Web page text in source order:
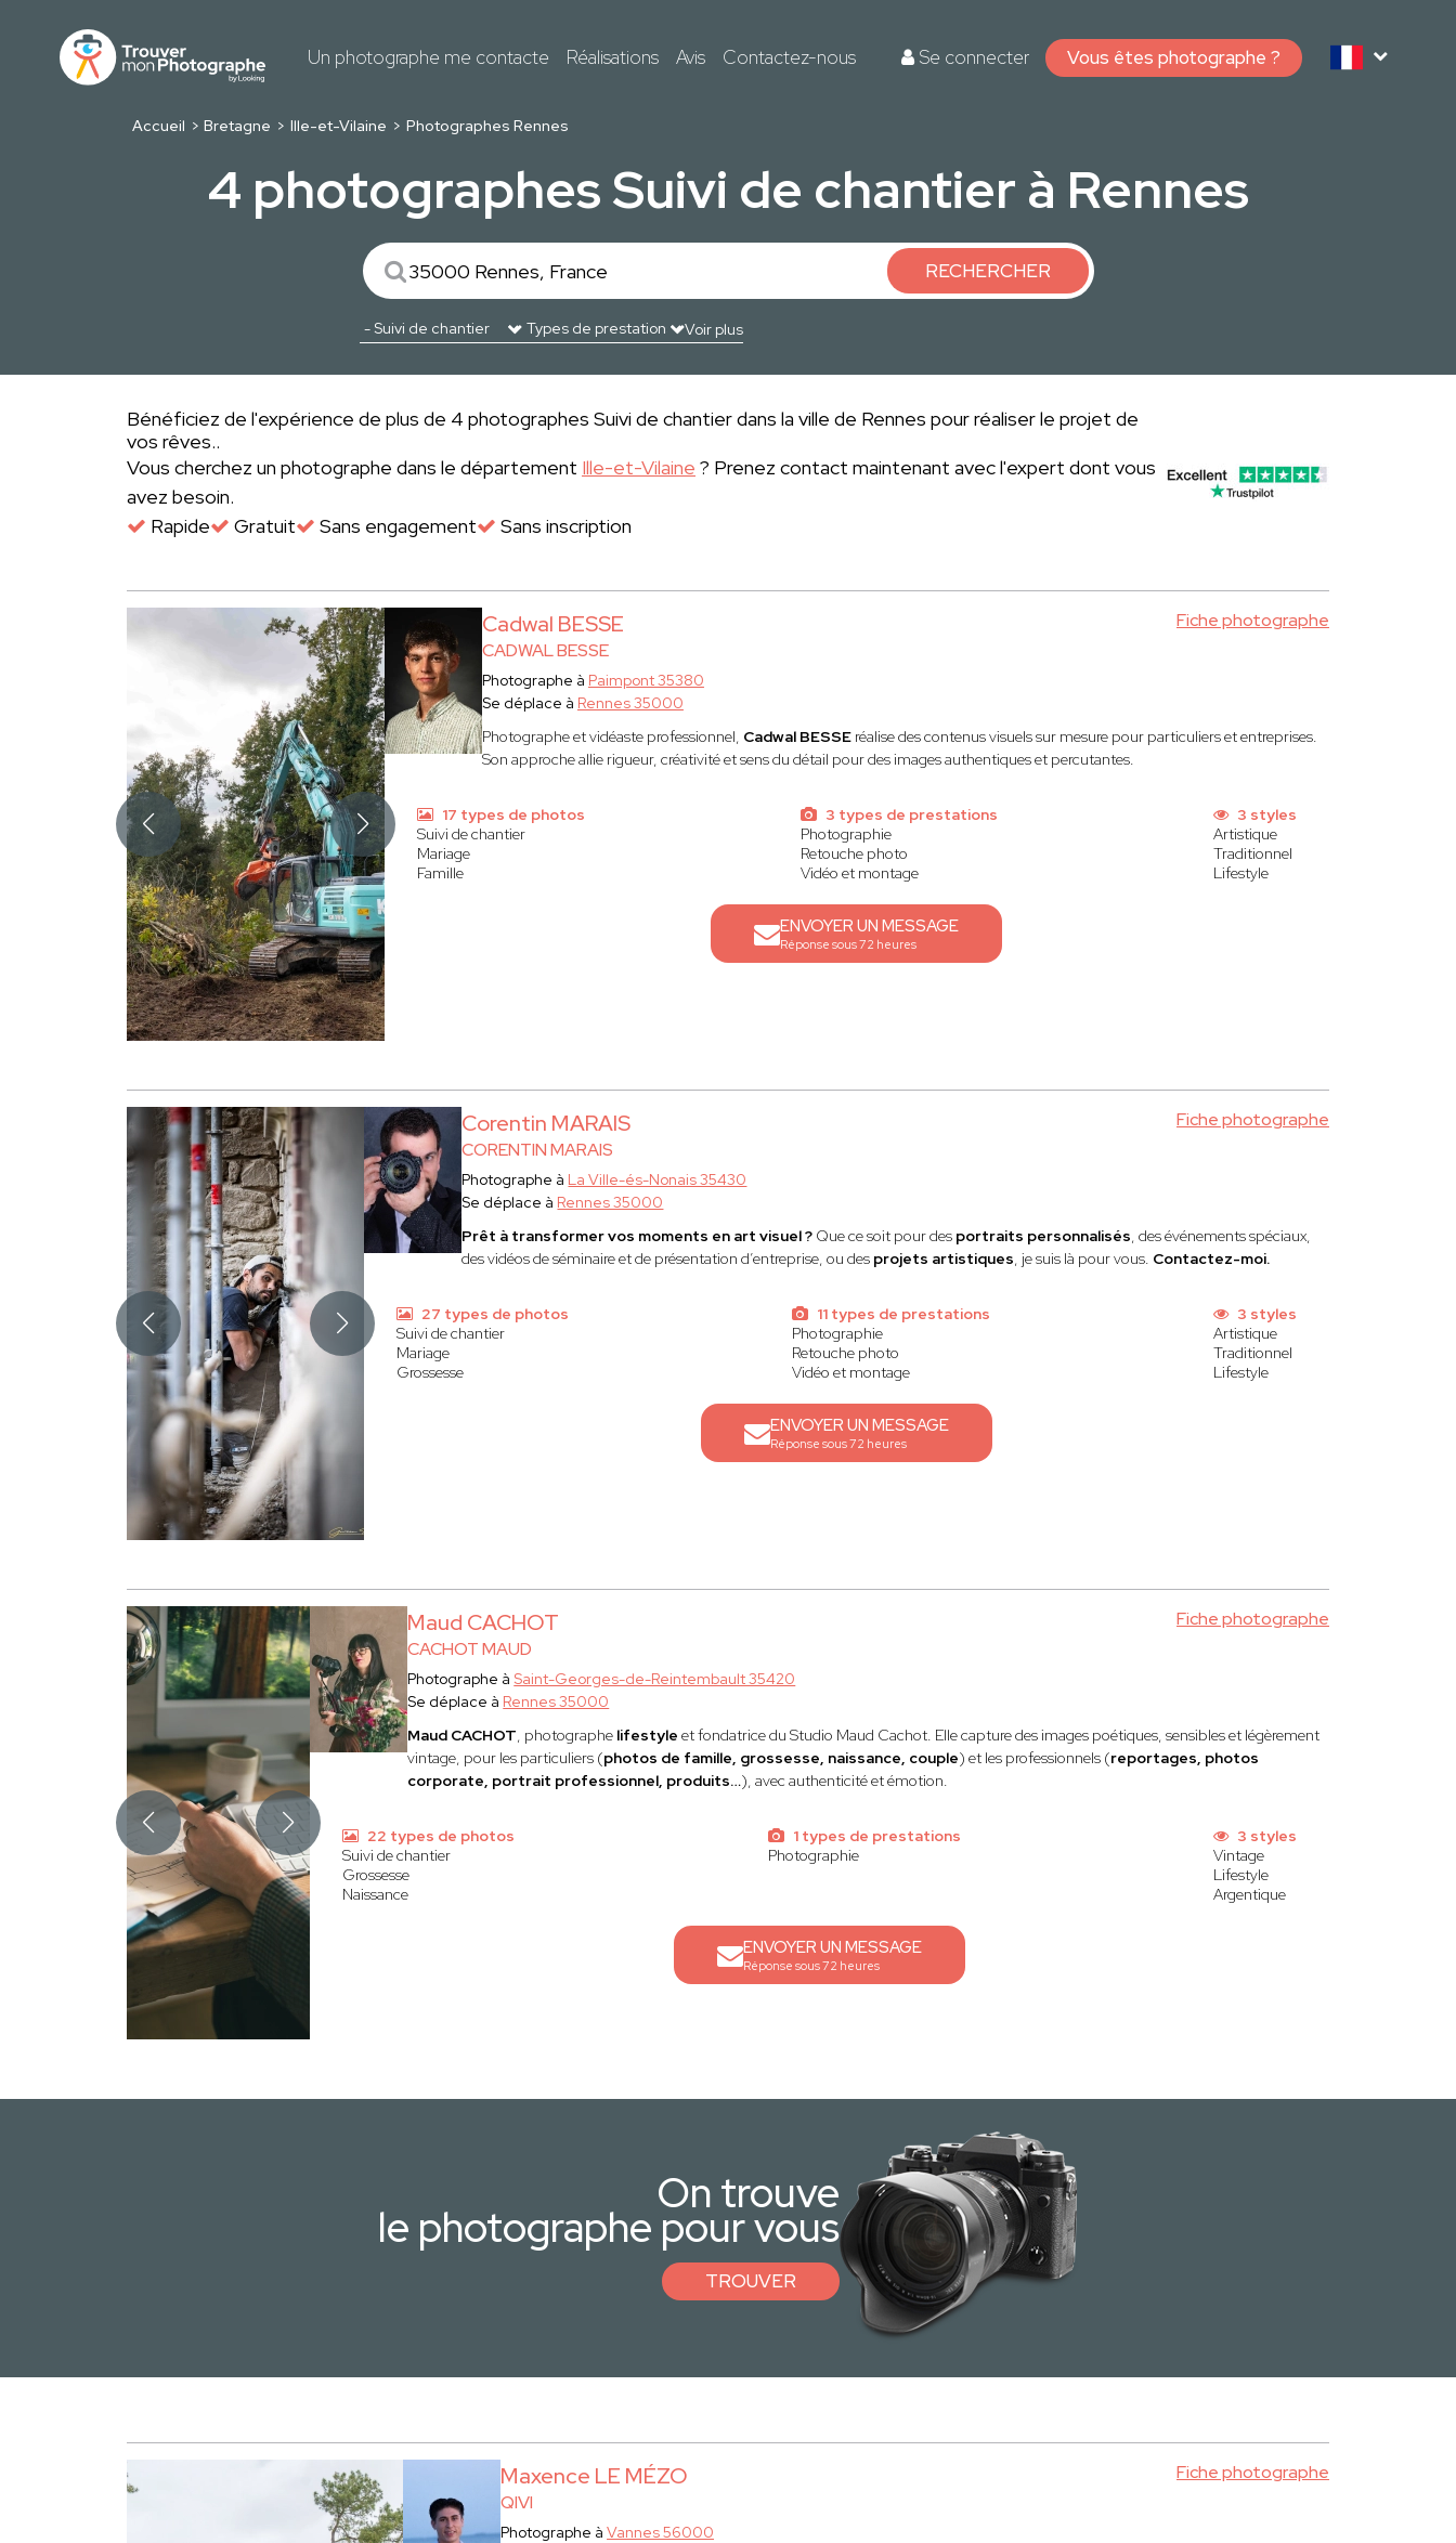
Un photographe me contacte Réalisations Avis Contactez-nous Se connecter Vous êtes photographe ?
Accueil Bretagne Ille-et-Vilaine Photographes Rennes
4 photographes Suivi de chantier à Rennes
RECHERCHER
Voir plus
Bénéficiez de l'expérience de plus de 4 photographes Suivi de chantier dans la ville de Rennes pour réaliser le projet de
vos rêves..
Vous cherchez un photographe dans le département Ille-et-Vilaine ? Prenez contact maintenant avec l'expert dont vous
avez besoin.
Rapide
Gratuit Sans engagement Sans inscription
Cadwal BESSE
CADWAL BESSE
Fiche photographe
Photographe à Paimpont 35380
Se déplace à Rennes 35000
Photographe et vidéaste professionnel, Cadwal BESSEréalise des contenus visuels sur mesure pour particuliers et entreprises.
Son approche allie rigueur, créativité et sens du détail pour des images authentiques et percutantes.
17 types de photos
Suivi de chantier
Mariage
Famille
3 types de prestations
Photographie
Retouche photo
Vidéo et montage
3 styles
Artistique
Traditionnel
Lifestyle
ENVOYER UN MESSAGE
Réponse sous 72 heures
Corentin MARAIS
CORENTIN MARAIS
Fiche photographe
Photographe à La Ville-és-Nonais 35430
Se déplace à Rennes 35000
Prêt à transformer vos moments en art visuel ? Que ce soit pour des portraits personnalisés, des événements spéciaux,
des vidéos de séminaire et de présentation d’entreprise, ou des projets artistiques, je suis là pour vous. Contactez-moi.
27 types de photos
Suivi de chantier
Mariage
Grossesse
11 types de prestations
Photographie
Retouche photo
Vidéo et montage
3 styles
Artistique
Traditionnel
Lifestyle
ENVOYER UN MESSAGE
Réponse sous 72 heures
Maud CACHOT
CACHOT MAUD
Fiche photographe
Photographe àSaint-Georges-de-Reintembault 35420
Se déplace à Rennes 35000
Maud CACHOT, photographe lifestyle et fondatrice du Studio Maud Cachot. Elle capture des images poétiques, sensibles et légèrement
vintage, pour les particuliers (photos de famille, grossesse, naissance, couple) et les professionnels (reportages, photos
corporate, portrait professionnel, produits…), avec authenticité et émotion.
22 types de photos
Suivi de chantier
Grossesse
Naissance
1 types de prestations
Photographie
3 styles
Vintage
Lifestyle
Argentique
ENVOYER UN MESSAGE
Réponse sous 72 heures
On trouve
le photographe pour vous
TROUVER
Maxence LE MÉZO
QIVI
Fiche photographe
Photographe àVannes 56000